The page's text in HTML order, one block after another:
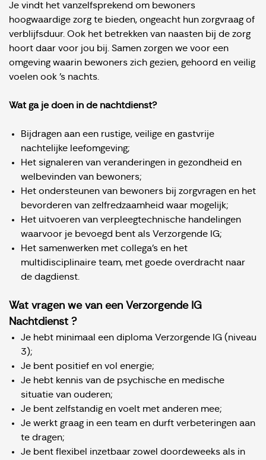
Je vindt het vanzelfsprekend om bewoners
hoogwaardige zorg te bieden, ongeacht hun zorgvraag of
verblijfsduur. Ook het betrekken van naasten bij de zorg
hoort daar voor jou bij. Samen zorgen we voor een
omgeving waarin bewoners zich gezien, gehoord en veilig
voelen ook ’s nachts.
Wat ga je doen in de nachtdienst?
Bijdragen aan een rustige, veilige en gastvrije
nachtelijke leefomgeving;
Het signaleren van veranderingen in gezondheid en
welbevinden van bewoners;
Het ondersteunen van bewoners bij zorgvragen en het
bevorderen van zelfredzaamheid waar mogelijk;
Het uitvoeren van verpleegtechnische handelingen
waarvoor je bevoegd bent als Verzorgende IG;
Het samenwerken met collega’s en het
multidisciplinaire team, met goede overdracht naar
de dagdienst.
Wat vragen we van een Verzorgende IG
Nachtdienst ?
Je hebt minimaal een diploma Verzorgende IG (niveau
3);
Je bent positief en vol energie;
Je hebt kennis van de psychische en medische
situatie van ouderen;
Je bent zelfstandig en voelt met anderen mee;
Je werkt graag in een team en durft verbeteringen aan
te dragen;
Je bent flexibel inzetbaar zowel doordeweeks als in